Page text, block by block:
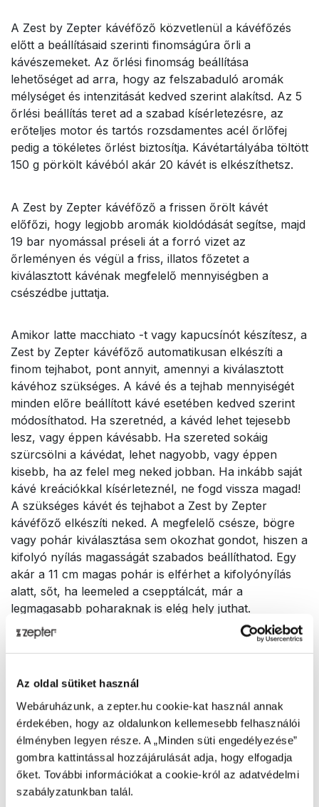
Az oldal sütiket használ
Webáruházunk, a zepter.hu cookie-kat használ annak
érdekében, hogy az oldalunkon kellemesebb felhasználói
élményben legyen része. A „Minden süti engedélyezése”
gombra kattintással hozzájárulását adja, hogy elfogadja
őket. További információkat a cookie-król az adatvédelmi
szabályzatunkban talál.
A Zest by Zepter kávéfőző közvetlenül a kávéfőzés
előtt a beállításaid szerinti finomságúra őrli a
kávészemeket. Az őrlési finomság beállítása
lehetőséget ad arra, hogy az felszabaduló aromák
mélységet és intenzitását kedved szerint alakítsd. Az 5
őrlési beállítás teret ad a szabad kísérletezésre, az
erőteljes motor és tartós rozsdamentes acél őrlőfej
pedig a tökéletes őrlést biztosítja. Kávétartályába töltött
150 g pörkölt kávéból akár 20 kávét is elkészíthetsz.
A Zest by Zepter kávéfőző a frissen őrölt kávét
előfőzi, hogy legjobb aromák kioldódását segítse, majd
19 bar nyomással préseli át a forró vizet az
őrleményen és végül a friss, illatos főzetet a
kiválasztott kávénak megfelelő mennyiségben a
csészédbe juttatja.
Amikor latte macchiato -t vagy kapucsínót készítesz, a
Zest by Zepter kávéfőző automatikusan elkészíti a
finom tejhabot, pont annyit, amennyi a kiválasztott
kávéhoz szükséges. A kávé és a tejhab mennyiségét
minden előre beállított kávé esetében kedved szerint
módosíthatod. Ha szeretnéd, a kávéd lehet tejesebb
lesz, vagy éppen kávésabb. Ha szereted sokáig
szürcsölni a kávédat, lehet nagyobb, vagy éppen
kisebb, ha az felel meg neked jobban. Ha inkább saját
kávé kreációkkal kísérleteznél, ne fogd vissza magad!
A szükséges kávét és tejhabot a Zest by Zepter
kávéfőző elkészíti neked. A megfelelő csésze, bögre
vagy pohár kiválasztása sem okozhat gondot, hiszen a
kifolyó nyílás magasságát szabados beállíthatod. Egy
akár a 11 cm magas pohár is elférhet a kifolyónyílás
alatt, sőt, ha leemeled a csepptálcát, már a
legmagasabb poharaknak is elég hely juthat.
Az áttekinthető, informatív érintőgombos kijelzőn
Zest by Zepter kávéfőző kezelése egyszerű, a
kezelőfelület pedig könnyen tisztítható. A kijelző nem
csak a kávéfőzést segíti, de a kávéfőző állapotáról is
tájékoztat. Jelzi, ha vízre vagy kávéra van szükség, ha
üríteni kell a zacckamrát, ha a főzőegység tisztításra
szorul vagy ha vízkőmentesítésre van szükség, sőt,
azt is jelzi, ha valamit nem, vagy nem jól raktál vissza a